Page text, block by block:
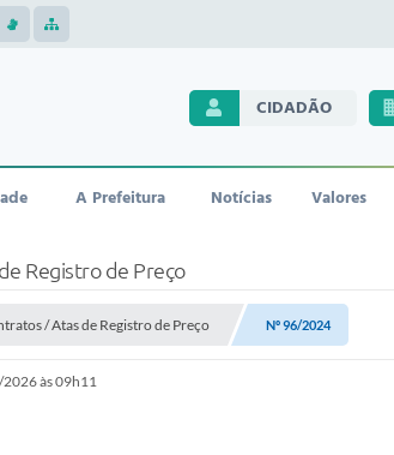
CIDADÃO
A Prefeitura Notícias Valores
Registro de Preço
/ Atas de Registro de Preço Nº 96/2024
às 09h11